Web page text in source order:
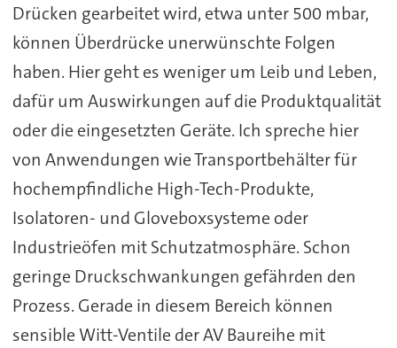
Drücken gearbeitet wird, etwa unter 500 mbar,
können Überdrücke unerwünschte Folgen
haben. Hier geht es weniger um Leib und Leben,
dafür um Auswirkungen auf die Produktqualität
oder die eingesetzten Geräte. Ich spreche hier
von Anwendungen wie Transportbehälter für
hochempfindliche High-Tech-Produkte,
Isolatoren- und Gloveboxsysteme oder
Industrieöfen mit Schutzatmosphäre. Schon
geringe Druckschwankungen gefährden den
Prozess. Gerade in diesem Bereich können
sensible Witt-Ventile der AV Baureihe mit